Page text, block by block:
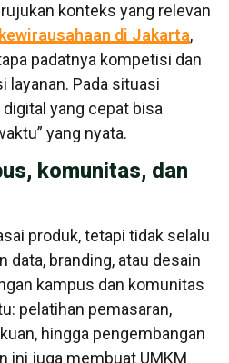
konteks yang relevan
di Jakarta,
padatnya kompetisi dan
layanan. Pada situasi
yang cepat bisa
yang nyata.
komunitas, dan
produk, tetapi tidak selalu
data, branding, atau desain
kampus dan komunitas
pelatihan pemasaran,
hingga pengembangan
ini juga membuat UMKM